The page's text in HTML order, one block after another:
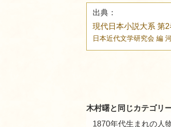
出典：
現代日本小説大系 第
日本近代文学研究会 編
木村曙と同じカテゴリ
1870年代生まれの人